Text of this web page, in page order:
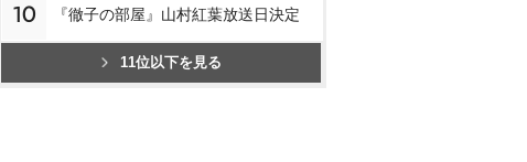
10 『徹子の部屋』山村紅葉放送日決定
11位以下を見る